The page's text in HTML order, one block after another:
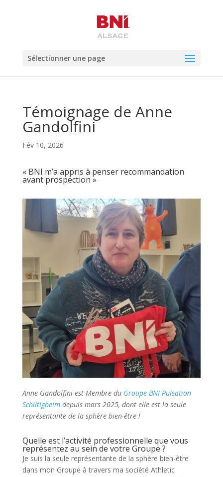
Sélectionner une page
Témoignage de Anne
Gandolfini
Fév 10, 2026
« BNI m’a appris à penser recommandation
avant prospection »
Anne Gandolfini est Membre du Groupe BNI Pulsation
Schiltigheimdepuis mars 2025, dont elle est la seule
représentante de la sphère bien-être !
Quelle est l’activité professionnelle que vous
représentez au sein de votre Groupe ?
Je suis la seule représentante de la sphère bien-être
dans mon Groupe à travers ma société Athletic